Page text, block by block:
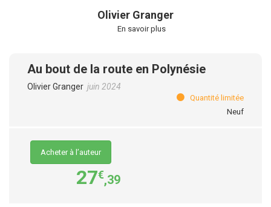
Olivier Granger
En savoir plus
Au bout de la route en Polynésie
Olivier Granger juin 2024
Quantité limitée
Neuf
Acheter à l’auteur
27€,39